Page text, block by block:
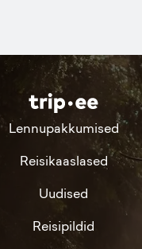
Lennupakkumised
Reisikaaslased
Uudised
Reisipildid